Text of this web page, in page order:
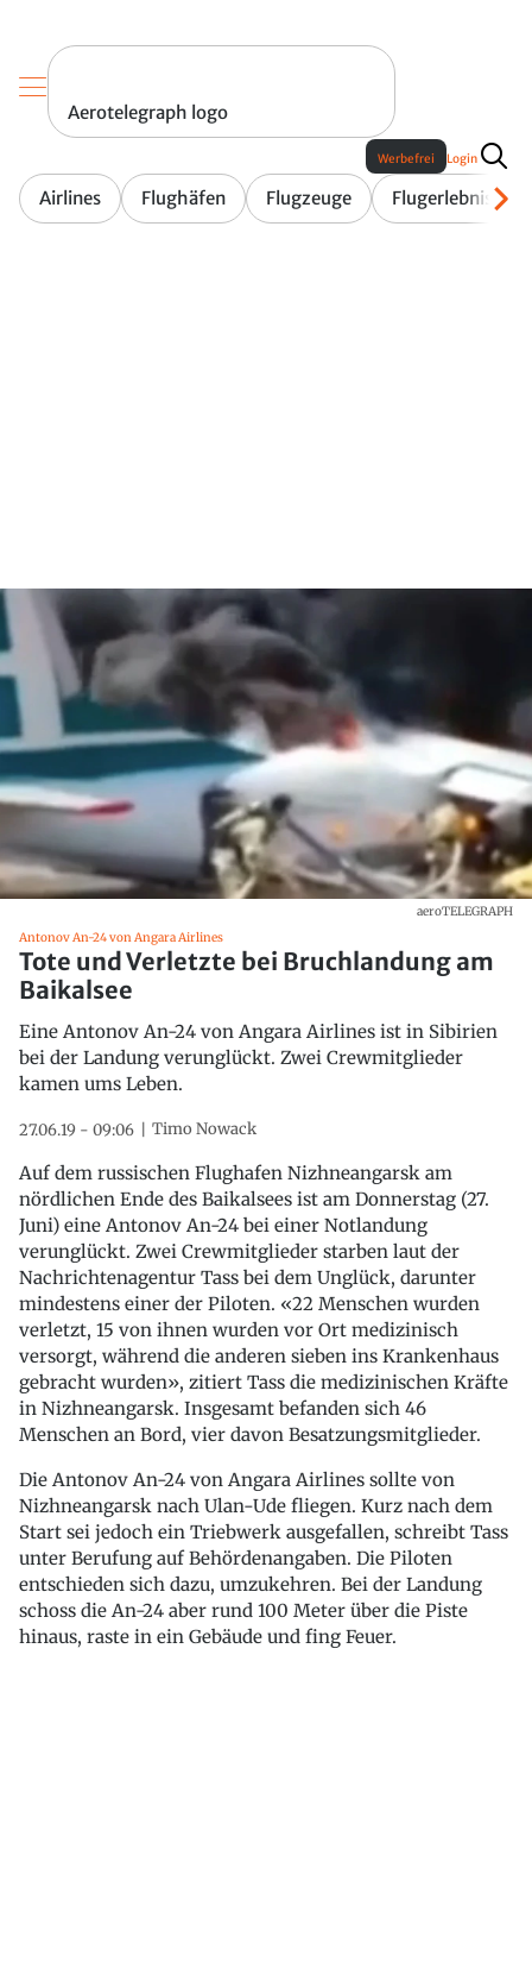
Aerotelegraph logo
Airlines Flughäfen Flugzeuge Flugerlebnis
Werbefrei Login
aeroTELEGRAPH
Antonov An-24 von Angara Airlines
Tote und Verletzte bei Bruchlandung am
Baikalsee
Eine Antonov An-24 von Angara Airlines ist in Sibirien
bei der Landung verunglückt. Zwei Crewmitglieder
kamen ums Leben.
27.06.19 - 09:06 Timo Nowack
Auf dem russischen Flughafen Nizhneangarsk am
nördlichen Ende des Baikalsees ist am Donnerstag (27.
Juni) eine Antonov An-24 bei einer Notlandung
verunglückt. Zwei Crewmitglieder starben laut der
Nachrichtenagentur Tass bei dem Unglück, darunter
mindestens einer der Piloten. «22 Menschen wurden
verletzt, 15 von ihnen wurden vor Ort medizinisch
versorgt, während die anderen sieben ins Krankenhaus
gebracht wurden», zitiert Tass die medizinischen Kräfte
in Nizhneangarsk. Insgesamt befanden sich 46
Menschen an Bord, vier davon Besatzungsmitglieder.
Die Antonov An-24 von Angara Airlines sollte von
Nizhneangarsk nach Ulan-Ude fliegen. Kurz nach dem
Start sei jedoch ein Triebwerk ausgefallen, schreibt Tass
unter Berufung auf Behördenangaben. Die Piloten
entschieden sich dazu, umzukehren. Bei der Landung
schoss die An-24 aber rund 100 Meter über die Piste
hinaus, raste in ein Gebäude und fing Feuer.